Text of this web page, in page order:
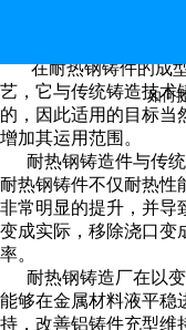
如何
如何提高耐
在耐热钢铸件的成型
艺，它与传统铸造技术
的，因此适用的目标当
增加其运用范围。
耐热钢铸造件与传统
耐热钢铸件不仅耐热性
非常明显的提升，并导
变成实际，移除浇口变
率。
耐热钢铸造厂在以变
能够在金属材料液平稳
持，改善铝铸件充型维